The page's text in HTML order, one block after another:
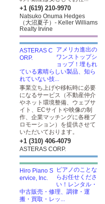
+1 (619) 210-9970
Natsuko Onuma Hedges
（大沼夏子）- Keller Williams
Realty Irvine
アメリカ進出の
ワンストップシ
ョップ！埋もれ
ている素晴らしい製品、知ら
れていない技...
事業立ち上げや移転時に必要
になるサービス（不動産仲介
やネット環境整備、ウェブサ
イト、ECサイトや映像の制
作、企業マッチングに各種プ
ロモーション）を提供させて
いただいております。
+1 (310) 406-4079
ASTERAS CORP.
ピアノのことな
らお任せくださ
い！レンタル・
中古販売・修理、調律・運
搬・買取・レッ...